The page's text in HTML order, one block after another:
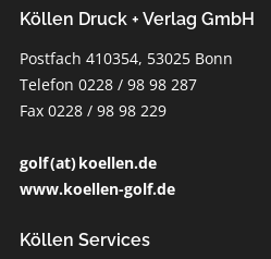
Köllen Druck + Verlag GmbH
Postfach 410354, 53025 Bonn
Telefon 0228 / 98 98 287
Fax 0228 / 98 98 229
golf (at) koellen.de
www.koellen-golf.de
Köllen Services